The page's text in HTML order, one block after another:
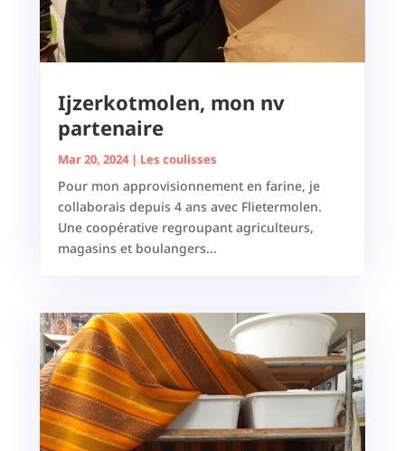
Ijzerkotmolen, mon nv
partenaire
Mar 20, 2024| Les coulisses
Pour mon approvisionnement en farine, je
collaborais depuis 4 ans avec Flietermolen.
Une coopérative regroupant agriculteurs,
magasins et boulangers...